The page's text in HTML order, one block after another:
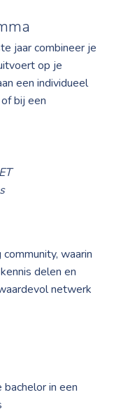
jaar combineer je
op je
een individueel
bij een
waarin
delen en
netwerk
in een